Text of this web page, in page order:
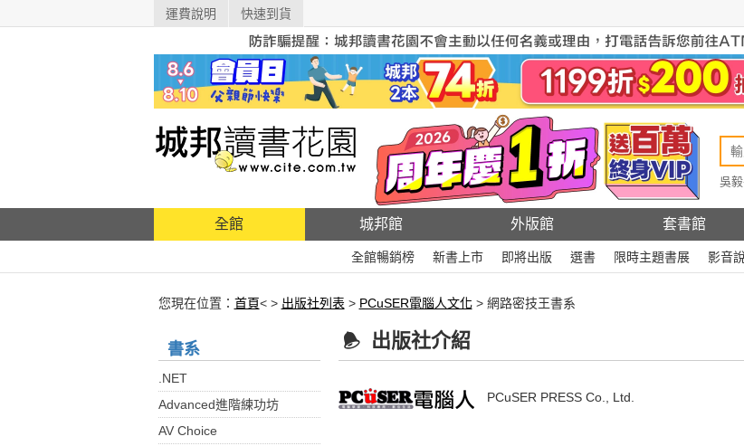
運費說明 快速到貨
吳
全館 城邦館 外版館 套書館
全館暢銷榜 新書上市 即將出版 選書 限時主題書展 影音
您現在位置： 首頁< > 出版社列表 > PCuSER電腦人文化> 網路密技王書系
書系
.NET
Advanced進階練功坊
AV Choice
出版社介紹
PCuSER PRESS Co., Ltd.